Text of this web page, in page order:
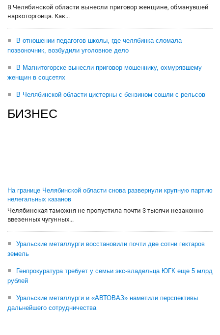
В Челябинской области вынесли приговор женщине, обманувшей
наркоторговца. Как...
В отношении педагогов школы, где челябинка сломала
позвоночник, возбудили уголовное дело
В Магнитогорске вынесли приговор мошеннику, охмурявшему
женщин в соцсетях
В Челябинской области цистерны с бензином сошли с рельсов
БИЗНЕС
На границе Челябинской области снова развернули крупную партию
нелегальных казанов
Челябинская таможня не пропустила почти 3 тысячи незаконно
ввезенных чугунных...
Уральские металлурги восстановили почти две сотни гектаров
земель
Генпрокуратура требует у семьи экс-владельца ЮГК еще 5 млрд
рублей
Уральские металлурги и «АВТОВАЗ» наметили перспективы
дальнейшего сотрудничества